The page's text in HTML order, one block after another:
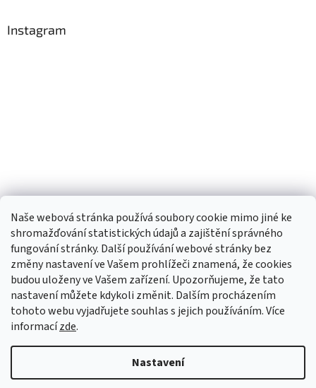
Naše webová stránka používá soubory cookie mimo jiné ke
shromažďování statistických údajů a zajištění správného
fungování stránky. Další používání webové stránky bez
změny nastavení ve Vašem prohlížeči znamená, že cookies
budou uloženy ve Vašem zařízení. Upozorňujeme, že tato
nastavení můžete kdykoli změnit. Dalším procházením
tohoto webu vyjadřujete souhlas s jejich používáním. Více
informacízde.
Nastavení
Instagram
TIk Tok Instagram Facebook
Vytvořil Shoptet